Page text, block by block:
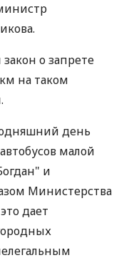
о запрете
на таком
день
малой
и
Министерства
дает